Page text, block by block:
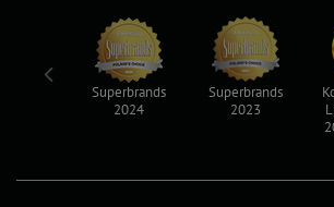
Superbrands
2024
Superbrands
2023